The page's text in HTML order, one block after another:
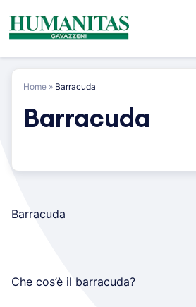
content
Home » Barracuda
Barracuda
Barracuda
Che cos’è il barracuda?